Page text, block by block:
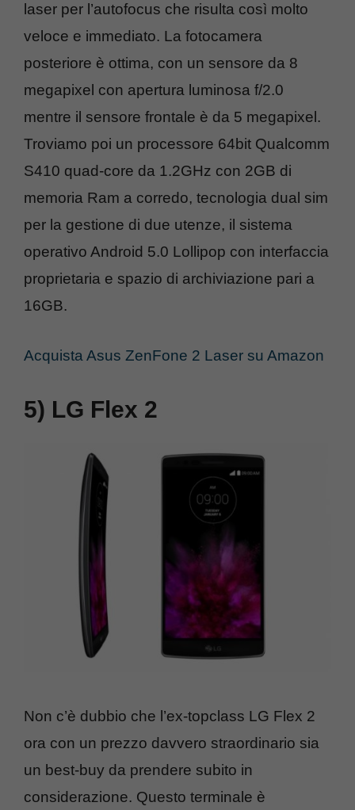
laser per l’autofocus che risulta così molto
veloce e immediato. La fotocamera
posteriore è ottima, con un sensore da 8
megapixel con apertura luminosa f/2.0
mentre il sensore frontale è da 5 megapixel.
Troviamo poi un processore 64bit Qualcomm
S410 quad-core da 1.2GHz con 2GB di
memoria Ram a corredo, tecnologia dual sim
per la gestione di due utenze, il sistema
operativo Android 5.0 Lollipop con interfaccia
proprietaria e spazio di archiviazione pari a
16GB.
Acquista Asus ZenFone 2 Laser su Amazon
5) LG Flex 2
Non c’è dubbio che l’ex-topclass LG Flex 2
ora con un prezzo davvero straordinario sia
un best-buy da prendere subito in
considerazione. Questo terminale è